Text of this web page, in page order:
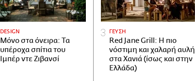
DESIGN
Μόνο στα όνειρα: Τα
υπέροχα σπίτια του
Ιμπέρ ντε Ζιβανσί
ΓΕΥΣΗ
Red Jane Grill: Η πιο
νόστιμη και χαλαρή αυλή
στα Χανιά (ίσως και στην
Ελλάδα)